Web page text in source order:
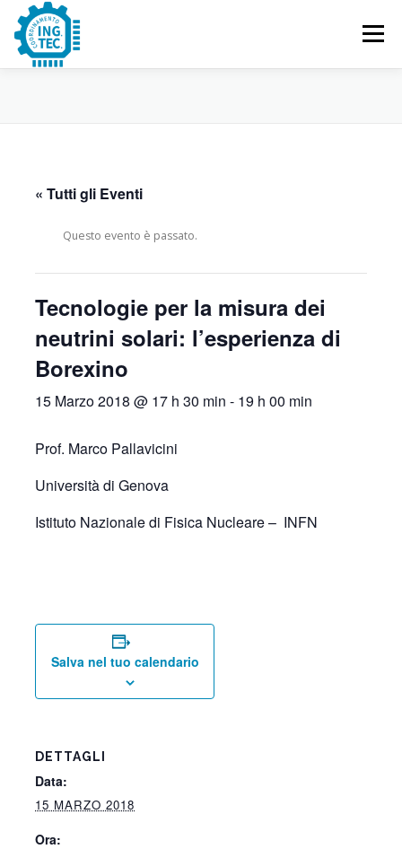
Passa
contenuto
Menu
« Tutti gli Eventi
Questo evento è passato.
Tecnologie per la misura dei
neutrini solari: l’esperienza di
Borexino
15 Marzo 2018 @ 17 h 30 min - 19 h 00 min
Prof. Marco Pallavicini
Università di Genova
Istituto Nazionale di Fisica Nucleare – INFN
Salva nel tuo calendario
DETTAGLI
Data:
15 MARZO 2018
Ora: